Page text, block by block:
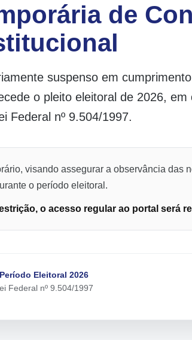
de
suspenso em
o pleito eleitoral de 2026, em
Federal nº 9.504/1997.
visando assegurar a observância das
o período eleitoral.
o acesso regular ao portal será
Período Eleitoral 2026
Federal nº 9.504/1997